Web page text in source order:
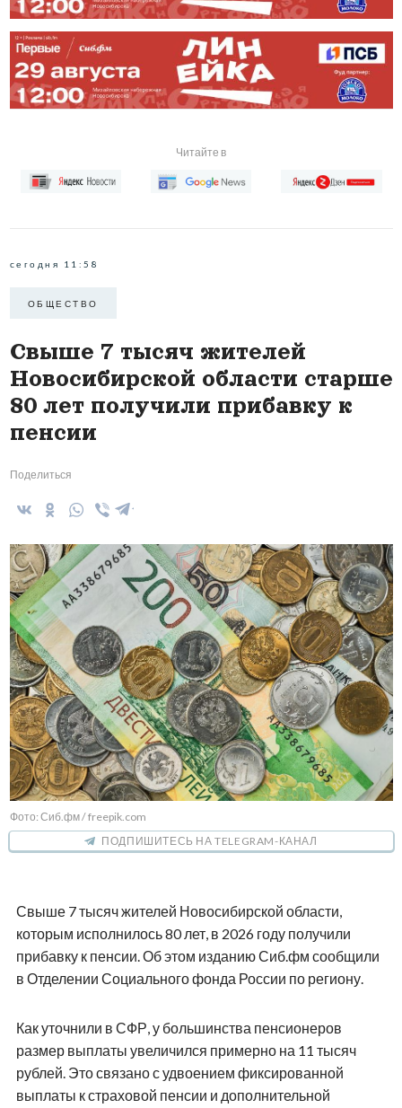
Читайте в
сегодня 11:58
ОБЩЕСТВО
Свыше 7 тысяч жителей
Новосибирской области старше
80 лет получили прибавку к
пенсии
Поделиться
Фото: Сиб.фм / freepik.com
ПОДПИШИТЕСЬ НА TELEGRAM-КАНАЛ
Свыше 7 тысяч жителей Новосибирской области,
которым исполнилось 80 лет, в 2026 году получили
прибавку к пенсии. Об этом изданию Сиб.фм сообщили
в Отделении Социального фонда России по региону.
Как уточнили в СФР, у большинства пенсионеров
размер выплаты увеличился примерно на 11 тысяч
рублей. Это связано с удвоением фиксированной
выплаты к страховой пенсии и дополнительной